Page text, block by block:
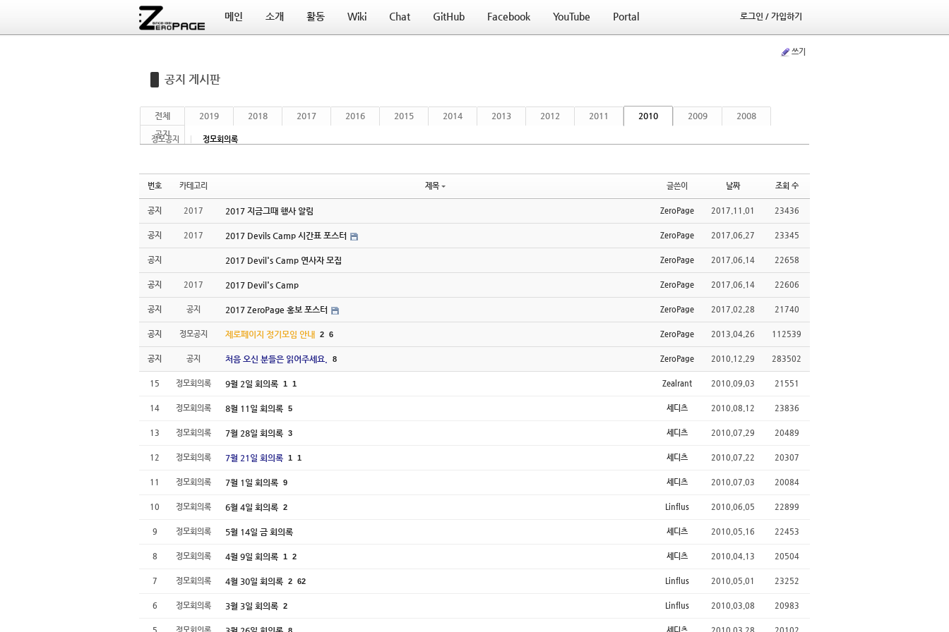
메인 소개 활동 Wiki Chat GitHub Facebook YouTube Portal 로그인 / 가입하기
쓰기
공지 게시판
전체 2019 2018 2017 2016 2015 2014 2013 2012 2011 2010
정모공지 정모회의록
2009
2008
공지
번호 카테고리 제목 글쓴이 날짜 조회 수
공지 2017 2017 지금그때 행사 알림 ZeroPage 2017.11.01 23436
공지 2017 2017 Devils Camp 시간표 포스터 ZeroPage 2017.06.27 23345
공지 2017 Devil's Camp 연사자 모집 ZeroPage 2017.06.14 22658
공지 2017 2017 Devil's Camp ZeroPage 2017.06.14 22606
공지 공지 2017 ZeroPage 홍보 포스터 ZeroPage 2017.02.28 21740
공지 정모공지 제로페이지 정기모임 안내 2 6 ZeroPage 2013.04.26 112539
공지 공지 처음 오신 분들은 읽어주세요. 8 ZeroPage 2010.12.29 283502
15 정모회의록 9월 2일 회의록 1 1 Zealrant 2010.09.03 21551
14 정모회의록 8월 11일 회의록 5 세디츠 2010.08.12 23836
13 정모회의록 7월 28일 회의록 3 세디츠 2010.07.29 20489
12 정모회의록 7월 21일 회의록 1 1 세디츠 2010.07.22 20307
11 정모회의록 7월 1일 회의록 9 세디츠 2010.07.03 20084
10 정모회의록 6월 4일 회의록 2 Linflus 2010.06.05 22899
9 정모회의록 5월 14일 금 회의록 세디츠 2010.05.16 22453
8 정모회의록 4월 9일 회의록 1 2 세디츠 2010.04.13 20504
7 정모회의록 4월 30일 회의록 2 62 Linflus 2010.05.01 23252
6 정모회의록 3월 3일 회의록 2 Linflus 2010.03.08 20983
Sketchbook5, 스케치북5
Sketchbook5, 스케치북5